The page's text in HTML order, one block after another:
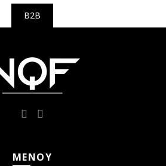
B2B
ΜΕΝΟΎ